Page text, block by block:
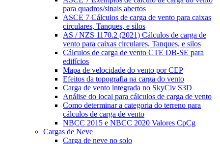
para quadros/sinais abertos
ASCE 7 Cálculos de carga de vento para caixas
circulares, Tanques, e silos
AS / NZS 1170.2 (2021) Cálculos de carga de
vento para caixas circulares, Tanques, e silos
Cálculos de carga de vento CTE DB-SE para
edifícios
Mapa de velocidade do vento por CEP
Efeitos da topografia na carga do vento
Carga de vento integrada no SkyCiv S3D
Análise do local para cálculos de carga de vento
Como determinar a categoria do terreno para
cálculos de carga de vento
NBCC 2015 e NBCC 2020 Valores CpCg
Cargas de Neve
Carga de neve no solo